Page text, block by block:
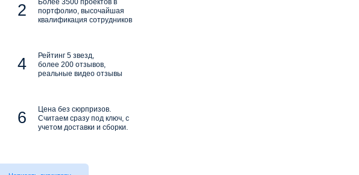
портфолио, высочайшая
квалификация сотрудников
Рейтинг 5 звезд,
более 200 отзывов,
реальные видео отзывы
Цена без сюрпризов.
Считаем сразу под ключ, с
учетом доставки и сборки.